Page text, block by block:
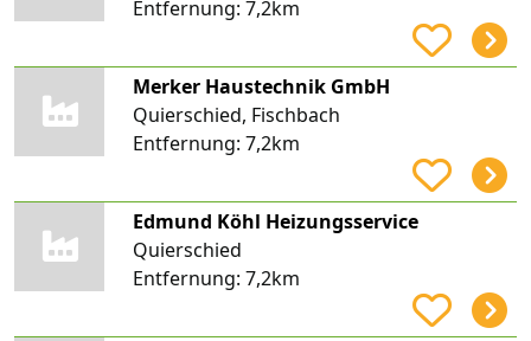
Entfernung: 7,2km
Merker Haustechnik GmbH
Quierschied, Fischbach
Entfernung: 7,2km
Edmund Köhl Heizungsservice
Quierschied
Entfernung: 7,2km